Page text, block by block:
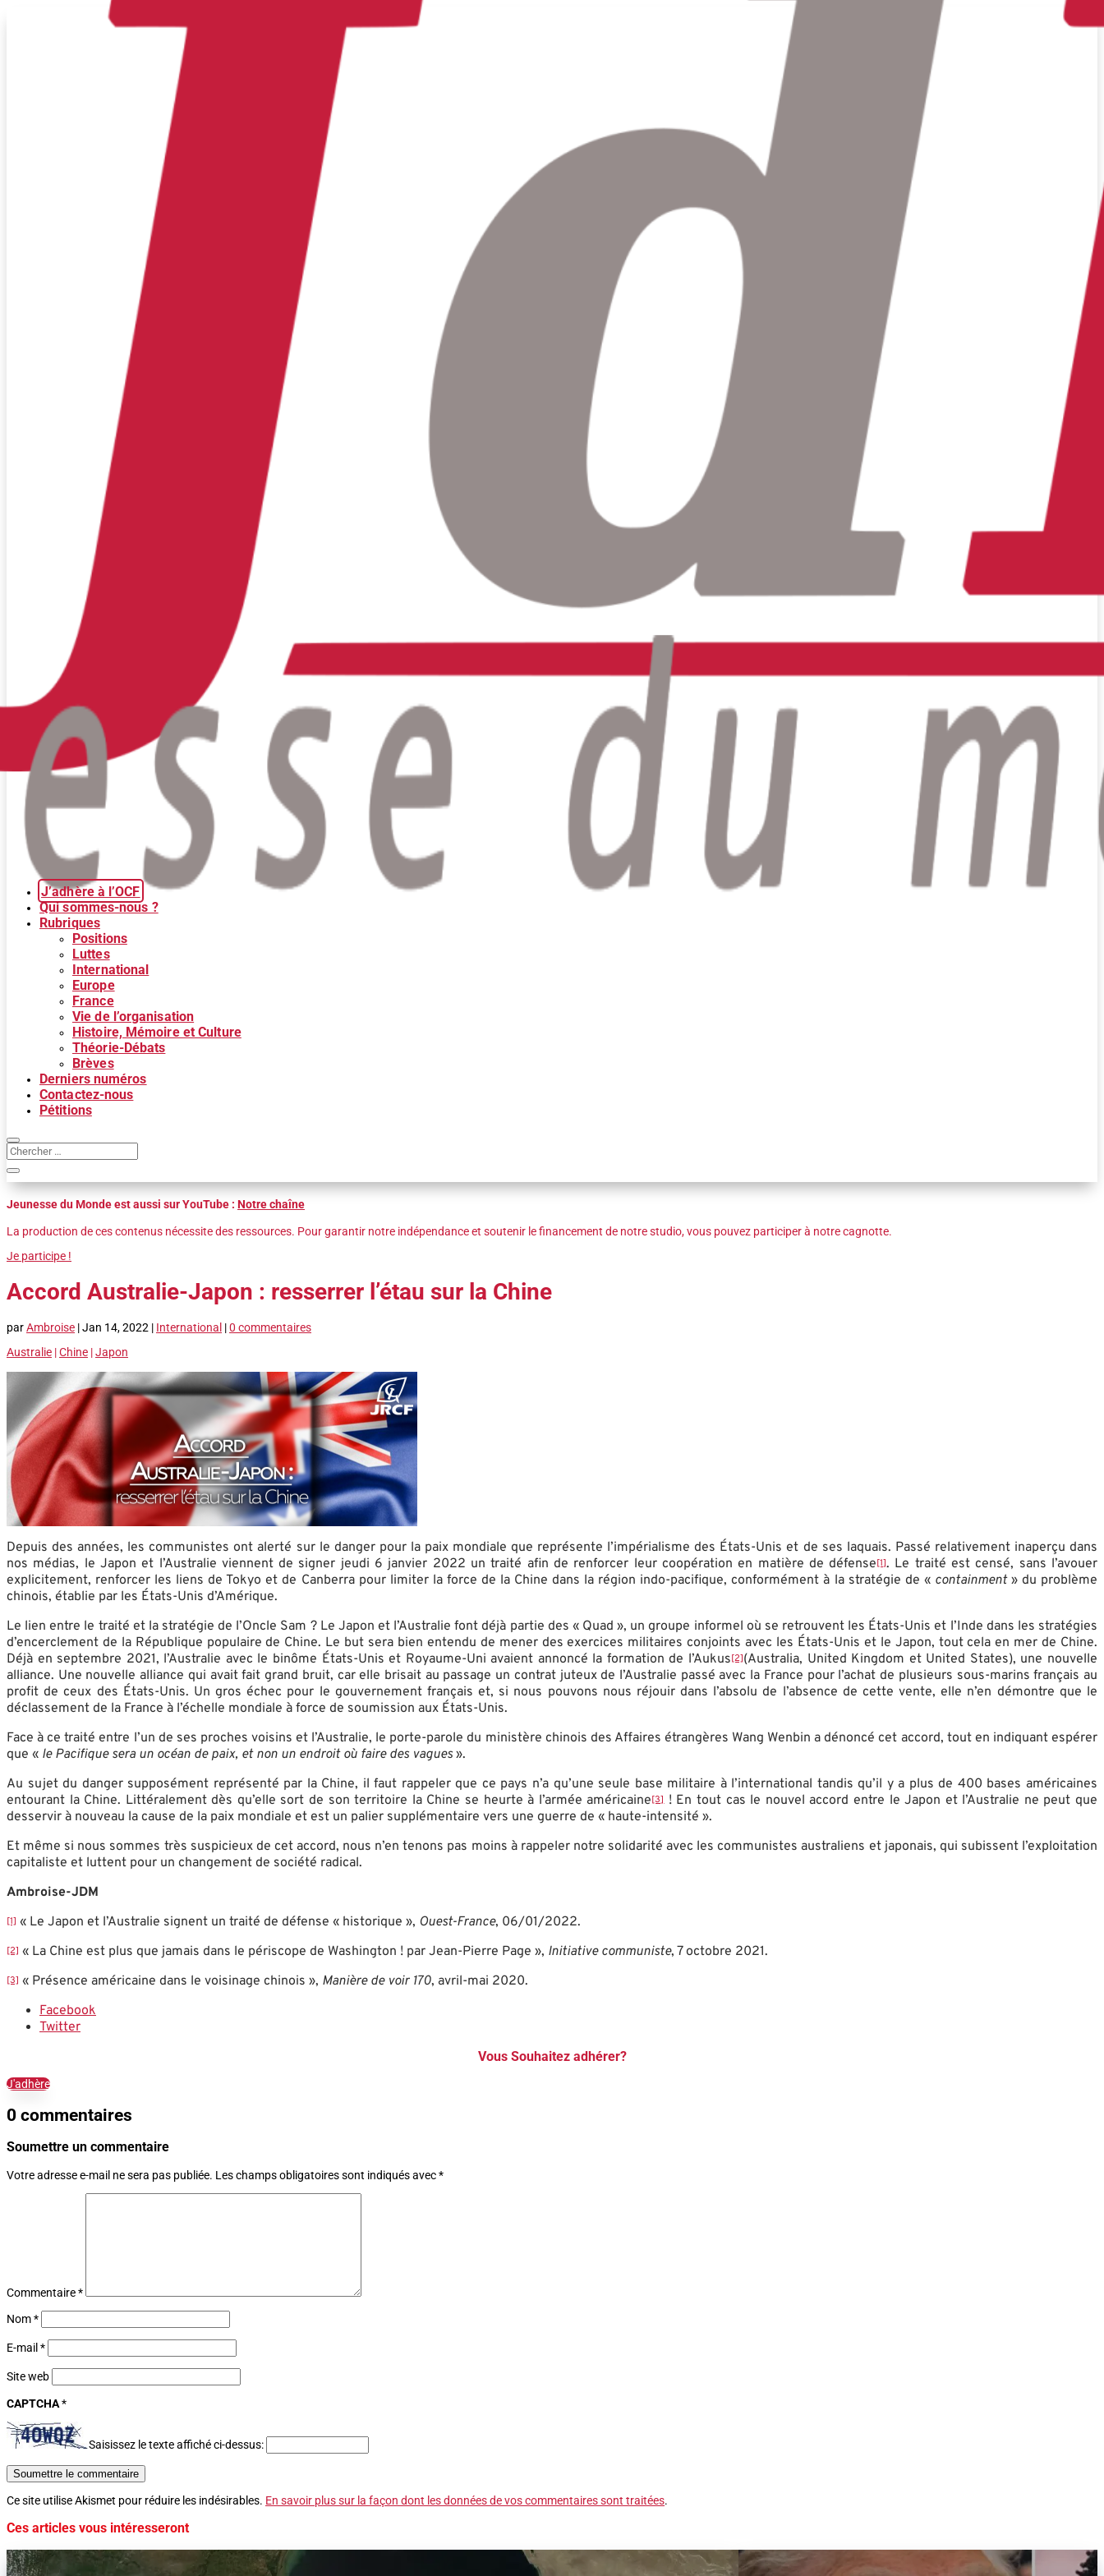
J’adhère à l’OCF
Qui sommes-nous ?
Rubriques
Positions
Luttes
International
Europe
France
Vie de l’organisation
Histoire, Mémoire et Culture
Théorie-Débats
Brèves
Derniers numéros
Contactez-nous
Pétitions
Jeunesse du Monde est aussi sur YouTube : Notre chaîne
La production de ces contenus nécessite des ressources. Pour garantir notre indépendance et soutenir le financement de notre studio, vous pouvez participer à notre cagnotte.
Je participe !
Accord Australie-Japon : resserrer l’étau sur la Chine
parAmbroise |Jan 14, 2022 | International |0 commentaires
Australie |Chine |Japon
Depuis des années, les communistes ont alerté sur le danger pour la paix mondiale que représente l’impérialisme des États-Unis et de ses laquais. Passé relativement inaperçu dans
nos médias, le Japon et l’Australie viennent de signer jeudi 6 janvier 2022 un traité afin de renforcer leur coopération en matière de défense [1]. Le traité est censé, sans l’avouer
explicitement, renforcer les liens de Tokyo et de Canberra pour limiter la force de la Chine dans la région indo-pacifique, conformément à la stratégie de « containment » du problème
chinois, établie par les États-Unis d’Amérique.
Le lien entre le traité et la stratégie de l’Oncle Sam ? Le Japon et l’Australie font déjà partie des « Quad », un groupe informel où se retrouvent les États-Unis et l’Inde dans les stratégies
d’encerclement de la République populaire de Chine. Le but sera bien entendu de mener des exercices militaires conjoints avec les États-Unis et le Japon, tout cela en mer de Chine.
Déjà en septembre 2021, l’Australie avec le binôme États-Unis et Royaume-Uni avaient annoncé la formation de l’Aukus [2] (Australia, United Kingdom et United States), une nouvelle
alliance. Une nouvelle alliance qui avait fait grand bruit, car elle brisait au passage un contrat juteux de l’Australie passé avec la France pour l’achat de plusieurs sous-marins français au
profit de ceux des États-Unis. Un gros échec pour le gouvernement français et, si nous pouvons nous réjouir dans l’absolu de l’absence de cette vente, elle n’en démontre que le
déclassement de la France à l’échelle mondiale à force de soumission aux États-Unis.
Face à ce traité entre l’un de ses proches voisins et l’Australie, le porte-parole du ministère chinois des Affaires étrangères Wang Wenbin a dénoncé cet accord, tout en indiquant espérer
que « le Pacifique sera un océan de paix, et non un endroit où faire des vagues».
Au sujet du danger supposément représenté par la Chine, il faut rappeler que ce pays n’a qu’une seule base militaire à l’international tandis qu’il y a plus de 400 bases américaines
entourant la Chine. Littéralement dès qu’elle sort de son territoire la Chine se heurte à l’armée américaine [3]! En tout cas le nouvel accord entre le Japon et l’Australie ne peut que
desservir à nouveau la cause de la paix mondiale et est un palier supplémentaire vers une guerre de « haute-intensité ».
Et même si nous sommes très suspicieux de cet accord, nous n’en tenons pas moins à rappeler notre solidarité avec les communistes australiens et japonais, qui subissent l’exploitation
capitaliste et luttent pour un changement de société radical.
Ambroise-JDM
[1] « Le Japon et l’Australie signent un traité de défense « historique », Ouest-France, 06/01/2022.
[2] « La Chine est plus que jamais dans le périscope de Washington ! par Jean-Pierre Page », Initiative communiste, 7 octobre 2021.
[3] « Présence américaine dans le voisinage chinois », Manière de voir 170, avril-mai 2020.
Facebook
Twitter
Vous Souhaitez adhérer?
J'adhère
0 commentaires
Soumettre un commentaire
Votre adresse e-mail ne sera pas publiée. Les champs obligatoires sont indiqués avec*
Commentaire*
Nom*
E-mail *
Site web
CAPTCHA*
Saisissez le texte affiché ci-dessus:
Soumettre le commentaire
Ce site utilise Akismet pour réduire les indésirables. En savoir plus sur la façon dont les données de vos commentaires sont traitées.
Ces articles vous intéresseront